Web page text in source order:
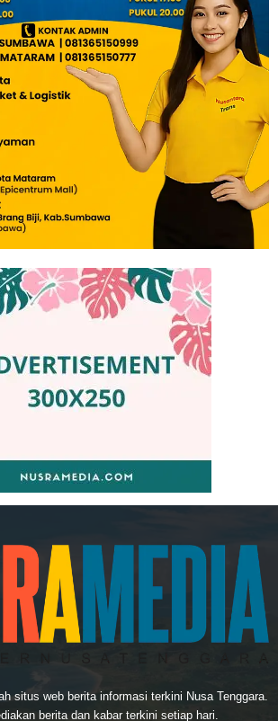
situs web berita informasi terkini Nusa Tenggara.
berita dan kabar terkini setiap hari.